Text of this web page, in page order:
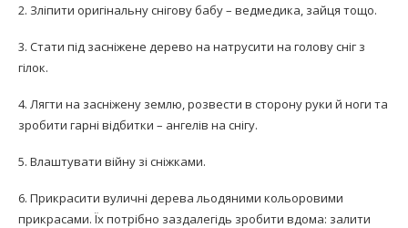
2. Зліпити оригінальну снігову бабу – ведмедика, зайця тощо.
3. Стати під засніжене дерево на натрусити на голову сніг з
гілок.
4. Лягти на засніжену землю, розвести в сторону руки й ноги та
зробити гарні відбитки – ангелів на снігу.
5. Влаштувати війну зі сніжками.
6. Прикрасити вуличні дерева льодяними кольоровими
прикрасами. Їх потрібно заздалегідь зробити вдома: залити